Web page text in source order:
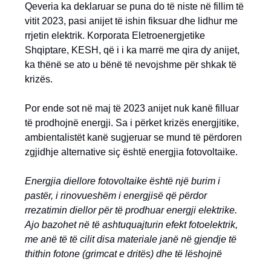
Qeveria ka deklaruar se puna do të niste në fillim të
vitit 2023, pasi anijet të ishin fiksuar dhe lidhur me
rrjetin elektrik. Korporata Eletroenergjetike
Shqiptare, KESH, që i i ka marrë me qira dy anijet,
ka thënë se ato u bënë të nevojshme për shkak të
krizës.
Por ende sot në maj të 2023 anijet nuk kanë filluar
të prodhojnë energji. Sa i përket krizës energjitike,
ambientalistët kanë sugjeruar se mund të përdoren
zgjidhje alternative siç është energjia fotovoltaike.
Energjia diellore fotovoltaike është një burim i
pastër, i rinovueshëm i energjisë që përdor
rrezatimin diellor për të prodhuar energji elektrike.
Ajo bazohet në të ashtuquajturin efekt fotoelektrik,
me anë të të cilit disa materiale janë në gjendje të
thithin fotone (grimcat e dritës) dhe të lëshojnë